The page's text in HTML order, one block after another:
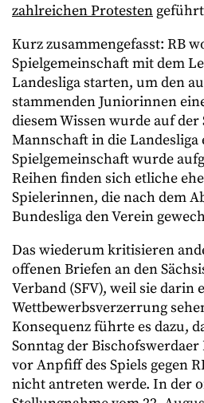
zahlreichen Protesten
Kurz zusammengefasst: RB
Spielgemeinschaft mit dem
Landesliga starten, um den
stammenden Juniorinnen
diesem Wissen wurde auf der
Mannschaft in die Landesliga
Spielgemeinschaft wurde
Reihen finden sich etliche
Spielerinnen, die nach dem
Bundesliga den Verein
Das wiederum kritisieren
offenen Briefen an den
Verband (SFV), weil sie darin
Wettbewerbsverzerrung
Konsequenz führte es dazu,
Sonntag der
vor Anpfiff des Spiels gegen
nicht antreten werde. In der